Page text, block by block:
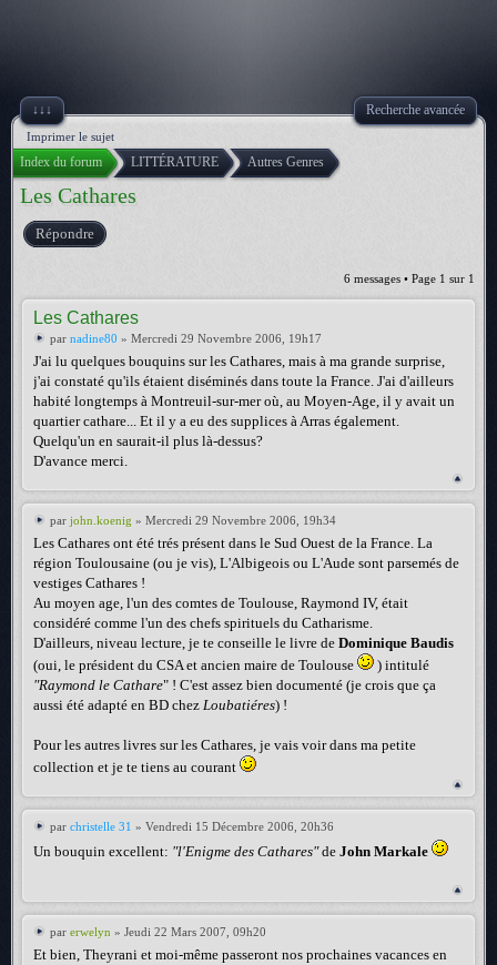
↓↓↓ Recherche avancée
Imprimer le sujet
Index du forum LITTÉRATURE Autres Genres
Les Cathares
Répondre
6 messages • Page 1 sur 1
Les Cathares
par nadine80 » Mercredi 29 Novembre 2006, 19h17
J'ai lu quelques bouquins sur les Cathares, mais à ma grande surprise,
j'ai constaté qu'ils étaient diséminés dans toute la France. J'ai d'ailleurs
habité longtemps à Montreuil-sur-mer où, au Moyen-Age, il y avait un
quartier cathare... Et il y a eu des supplices à Arras également.
Quelqu'un en saurait-il plus là-dessus?
D'avance merci.
par john.koenig » Mercredi 29 Novembre 2006, 19h34
Les Cathares ont été trés présent dans le Sud Ouest de la France. La
région Toulousaine (ou je vis), L'Albigeois ou L'Aude sont parsemés de
vestiges Cathares !
Au moyen age, l'un des comtes de Toulouse, Raymond IV, était
considéré comme l'un des chefs spirituels du Catharisme.
D'ailleurs, niveau lecture, je te conseille le livre de Dominique Baudis
(oui, le président du CSA et ancien maire de Toulouse
) intitulé
"Raymond le Cathare" ! C'est assez bien documenté (je crois que ça
aussi été adapté en BD chez Loubatiéres) !
Pour les autres livres sur les Cathares, je vais voir dans ma petite
collection et je te tiens au courant
par christelle 31 » Vendredi 15 Décembre 2006, 20h36
Un bouquin excellent: "l'Enigme des Cathares"de John Markale
par erwelyn » Jeudi 22 Mars 2007, 09h20
Et bien, Theyrani et moi-même passeront nos prochaines vacances en